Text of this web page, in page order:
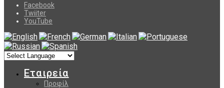
Facebook
Twiiter
YouTube
Εταιρεία
Προφίλ